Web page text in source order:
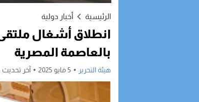
الرئيسية أخبار دولية
انطلاق أشغال ملتقى
بالعاصمة المصرية
هيئة التحرير 5 مايو 2025 آخر تحديث :